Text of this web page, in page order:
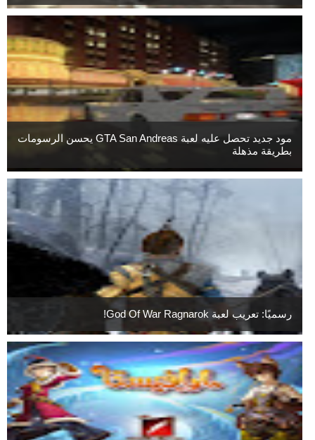
مود جديد تحصل عليه لعبة GTA San Andreas يحسن الرسومات
بطريقة مذهلة
رسميًا: تعريب لعبة God Of War Ragnarok!